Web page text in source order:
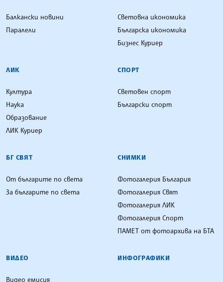
Балкански новини
Паралели
Световна икономика
Българска икономика
Бизнес Куриер
ЛИК
Култура
Наука
Образование
ЛИК Куриер
СПОРТ
Световен спорт
Български спорт
БГ СВЯТ
От българите по света
За българите по света
СНИМКИ
Фотогалерия България
Фотогалерия Свят
Фотогалерия ЛИК
Фотогалерия Спорт
ПАМЕТ от фотоархива на БТА
ВИДЕО
Видео емисия
ИНФОГРАФИКИ